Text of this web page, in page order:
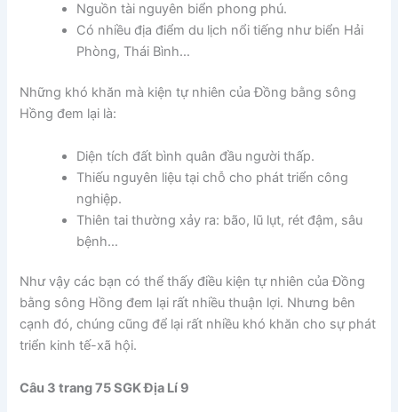
Nguồn tài nguyên biển phong phú.
Có nhiều địa điểm du lịch nổi tiếng như biển Hải
Phòng, Thái Bình…
Những khó khăn mà kiện tự nhiên của Đồng bằng sông
Hồng đem lại là:
Diện tích đất bình quân đầu người thấp.
Thiếu nguyên liệu tại chỗ cho phát triển công
nghiệp.
Thiên tai thường xảy ra: bão, lũ lụt, rét đậm, sâu
bệnh…
Như vậy các bạn có thể thấy điều kiện tự nhiên của Đồng
bằng sông Hồng đem lại rất nhiều thuận lợi. Nhưng bên
cạnh đó, chúng cũng để lại rất nhiều khó khăn cho sự phát
triển kinh tế-xã hội.
Câu 3 trang 75 SGK Địa Lí 9